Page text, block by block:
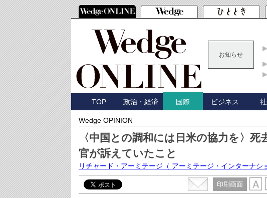
お知らせ
TOP 政治・経済 国際 ビジネス
Wedge OPINION
〈中国との調和には日米の協力を〉
官が訴えていたこと
リチャード・アーミテージ （ アーミテージ・インターナシ
印刷画面